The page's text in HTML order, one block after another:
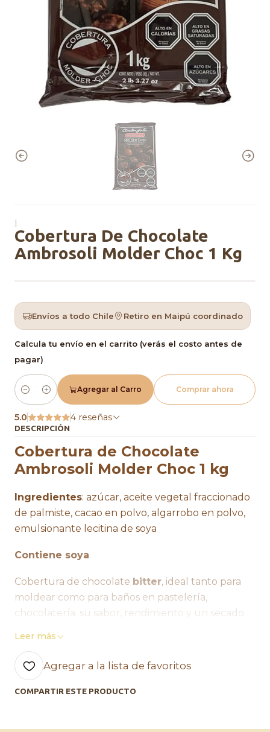
|
Cobertura De Chocolate
Ambrosoli Molder Choc 1 Kg
Envíos a todo Chile Retiro en Maipú coordinado
Calcula tu envío en el carrito (verás el costo antes de
pagar)
Cantidad
Agregar al Carro Comprar ahora
5.0 4 reseñas
DESCRIPCIÓN
Cobertura de Chocolate
Ambrosoli Molder Choc 1 kg
Ingredientes: azúcar, aceite vegetal fraccionado
de palmiste, cacao en polvo, algarrobo en polvo,
emulsionante lecitina de soya
Contiene soya
Cobertura de chocolate bitter, ideal tanto para
moldear como para baños en pastelería,
chocolatería. su sabor, rendimiento y un secado
Ideal para moldear y bañarfiguras macizas
rellenos cremas, gana che para bañado
Leer más
Agregar a la lista de favoritos
COMPARTIR ESTE PRODUCTO